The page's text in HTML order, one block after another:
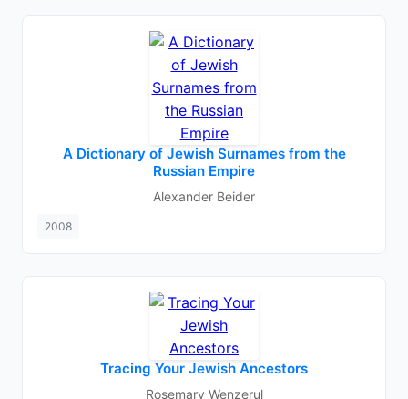
A Dictionary of Jewish Surnames from the
Russian Empire
Alexander Beider
2008
Tracing Your Jewish Ancestors
Rosemary Wenzerul